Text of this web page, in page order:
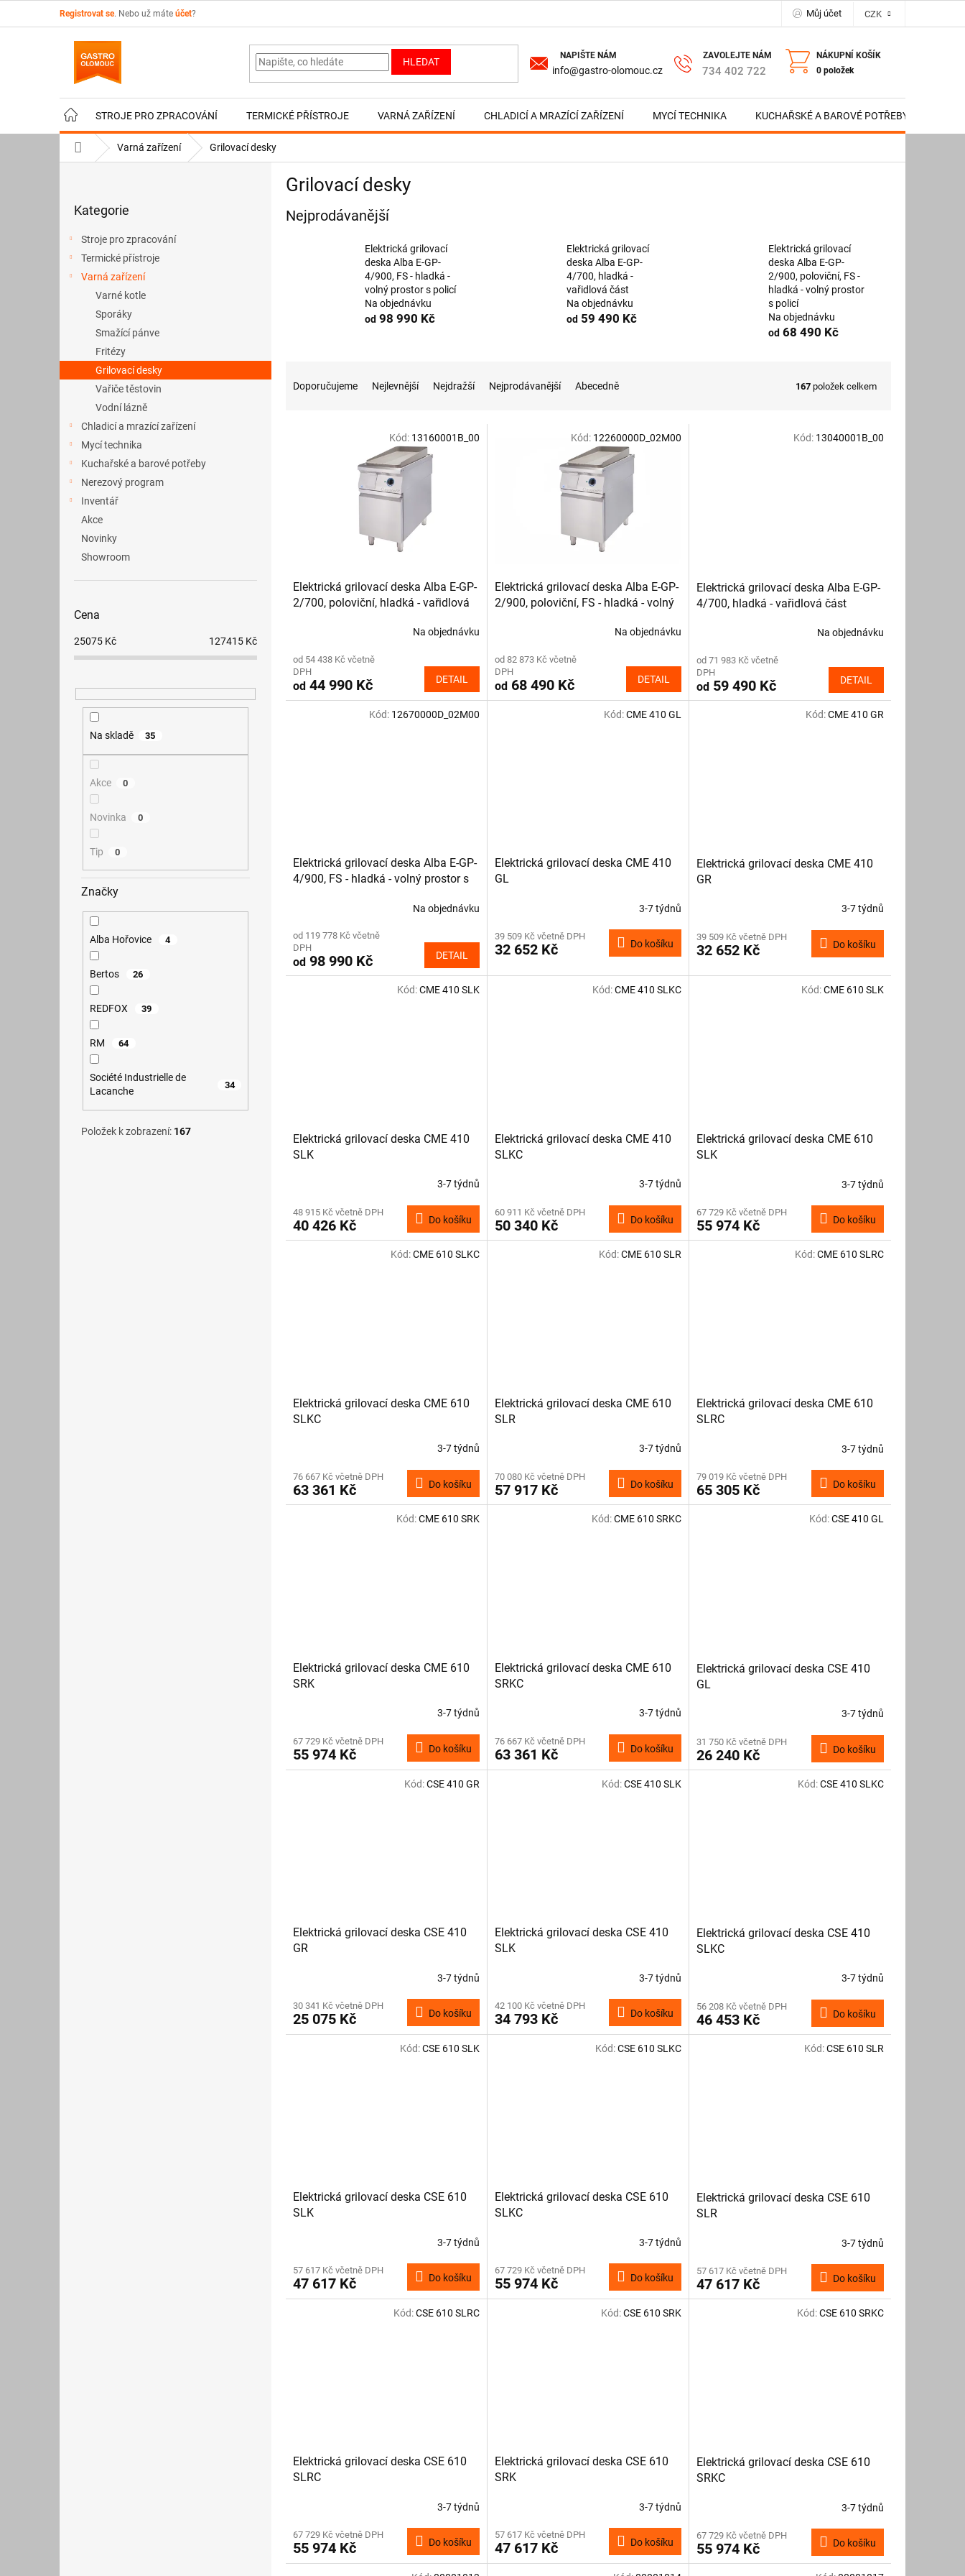
Registrovat se. Nebo už máte účet? Můj účet CZK
HLEDAT
info@gastro-olomouc.cz 734 402 722
NÁKUPNÍ KOŠÍK
0 položek
STROJE PRO ZPRACOVÁNÍ TERMICKÉ PŘÍSTROJE VARNÁ ZAŘÍZENÍ CHLADICÍ A MRAZÍCÍ ZAŘÍZENÍ MYCÍ TECHNIKA KUCHAŘSKÉ A BAROVÉ POTŘEBY
Domů Varná zařízení Grilovací desky
e
l
kategorie
Kategorie
Stroje pro zpracování
Termické přístroje
Varná zařízení
Varné kotle
Sporáky
Smažící pánve
Fritézy
Grilovací desky
Vařiče těstovin
Vodní lázně
Chladicí a mrazící zařízení
Mycí technika
Kuchařské a barové potřeby
Nerezový program
Inventář
Akce
Novinky
Showroom
Cena
25075 Kč 127415 Kč
Na skladě 35
Akce 0
Novinka 0
Tip 0
Značky
Alba Hořovice 4
Bertos 26
REDFOX 39
RM 64
Société Industrielle de
Lacanche
34
Položek k zobrazení: 167
Grilovací desky
Nejprodávanější
Elektrická grilovací
deska Alba E-GP-
4/900, FS - hladká -
volný prostor s policí
Na objednávku
od 98 990 Kč
Elektrická grilovací
deska Alba E-GP-
4/700, hladká -
vařidlová část
Na objednávku
od59 490 Kč
Elektrická grilovací
deska Alba E-GP-
2/900, poloviční, FS -
hladká - volný prostor
s policí
Na objednávku
od68 490 Kč
Doporučujeme Nejlevnější Nejdražší Nejprodávanější Abecedně 167 položek celkem
Elektrická grilovací deska Alba E-GP-
2/700, poloviční, hladká - vařidlová
Na objednávku
od 54 438 Kč včetně
DPH
od 44 990 Kč DETAIL
Kód: 13160001B_00
Elektrická grilovací deska Alba E-GP-
2/900, poloviční, FS - hladká - volný
Na objednávku
od 82 873 Kč včetně
DPH
od68 490 Kč DETAIL
Kód: 12260000D_02M00
Elektrická grilovací deska Alba E-GP-
4/700, hladká - vařidlová část
Na objednávku
od 71 983 Kč včetně
DPH
od59 490 Kč DETAIL
Kód: 13040001B_00
Elektrická grilovací deska Alba E-GP-
4/900, FS - hladká - volný prostor s
Na objednávku
od 119 778 Kč včetně
DPH
od 98 990 Kč DETAIL
Kód: 12670000D_02M00
Elektrická grilovací deska CME 410
GL
3-7 týdnů
39 509 Kč včetně DPH
32 652 Kč Do košíku
Kód:CME 410 GL
Elektrická grilovací deska CME 410
GR
3-7 týdnů
39 509 Kč včetně DPH
32 652 Kč Do košíku
Kód:CME 410 GR
Elektrická grilovací deska CME 410
SLK
3-7 týdnů
48 915 Kč včetně DPH
40 426 Kč Do košíku
Kód:CME 410 SLK
Elektrická grilovací deska CME 410
SLKC
3-7 týdnů
60 911 Kč včetně DPH
50 340 Kč Do košíku
Kód:CME 410 SLKC
Elektrická grilovací deska CME 610
SLK
3-7 týdnů
67 729 Kč včetně DPH
55 974 Kč Do košíku
Kód:CME 610 SLK
Elektrická grilovací deska CME 610
SLKC
3-7 týdnů
76 667 Kč včetně DPH
63 361 Kč Do košíku
Kód:CME 610 SLKC
Elektrická grilovací deska CME 610
SLR
3-7 týdnů
70 080 Kč včetně DPH
57 917 Kč Do košíku
Kód:CME 610 SLR
Elektrická grilovací deska CME 610
SLRC
3-7 týdnů
79 019 Kč včetně DPH
65 305 Kč Do košíku
Kód:CME 610 SLRC
Elektrická grilovací deska CME 610
SRK
3-7 týdnů
67 729 Kč včetně DPH
55 974 Kč Do košíku
Kód:CME 610 SRK
Elektrická grilovací deska CME 610
SRKC
3-7 týdnů
76 667 Kč včetně DPH
63 361 Kč Do košíku
Kód:CME 610 SRKC
Elektrická grilovací deska CSE 410
GL
3-7 týdnů
31 750 Kč včetně DPH
26 240 Kč Do košíku
Kód:CSE 410 GL
Elektrická grilovací deska CSE 410
GR
3-7 týdnů
30 341 Kč včetně DPH
25 075 Kč Do košíku
Kód:CSE 410 GR
Elektrická grilovací deska CSE 410
SLK
3-7 týdnů
42 100 Kč včetně DPH
34 793 Kč Do košíku
Kód:CSE 410 SLK
Elektrická grilovací deska CSE 410
SLKC
3-7 týdnů
56 208 Kč včetně DPH
46 453 Kč Do košíku
Kód:CSE 410 SLKC
Elektrická grilovací deska CSE 610
SLK
3-7 týdnů
57 617 Kč včetně DPH
47 617 Kč Do košíku
Kód:CSE 610 SLK
Elektrická grilovací deska CSE 610
SLKC
3-7 týdnů
67 729 Kč včetně DPH
55 974 Kč Do košíku
Kód:CSE 610 SLKC
Elektrická grilovací deska CSE 610
SLR
3-7 týdnů
57 617 Kč včetně DPH
47 617 Kč Do košíku
Kód:CSE 610 SLR
Elektrická grilovací deska CSE 610
SLRC
3-7 týdnů
67 729 Kč včetně DPH
55 974 Kč Do košíku
Kód:CSE 610 SLRC
Elektrická grilovací deska CSE 610
SRK
3-7 týdnů
57 617 Kč včetně DPH
47 617 Kč Do košíku
Kód:CSE 610 SRK
Elektrická grilovací deska CSE 610
SRKC
3-7 týdnů
67 729 Kč včetně DPH
55 974 Kč Do košíku
Kód:CSE 610 SRKC